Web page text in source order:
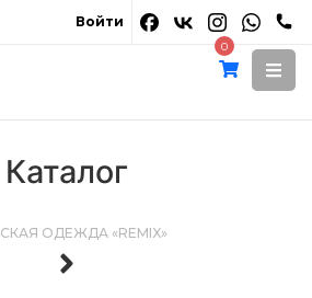
Войти
0
Каталог
ОДЕЖДА «REMIX»